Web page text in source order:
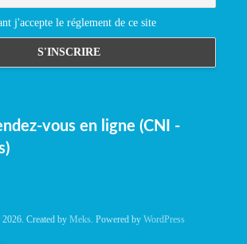
j'accepte le réglement de ce site
vous en ligne (CNI -
Created by Meks . Powered by WordPress